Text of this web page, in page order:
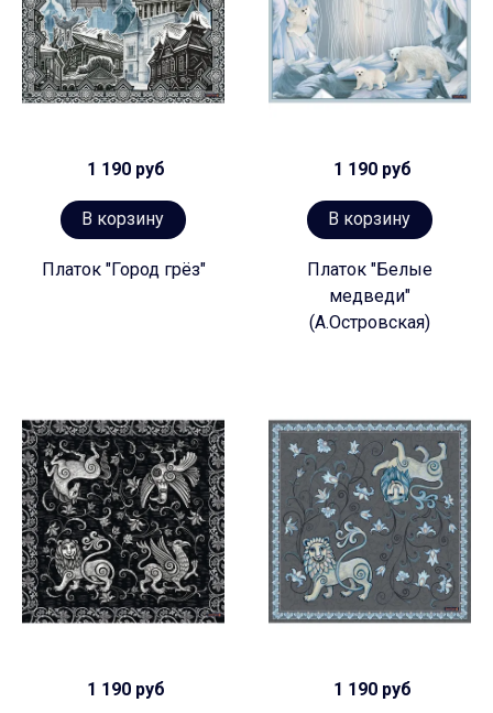
1 190 руб
В корзину
Платок "Город грёз"
1 190 руб
В корзину
Платок "Белые
медведи"
(А.Островская)
1 190 руб 1 190 руб